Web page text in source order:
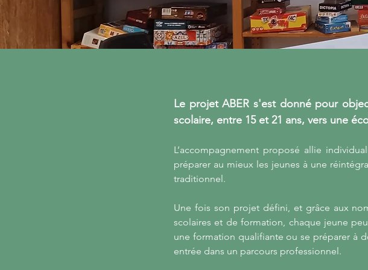
Le projet ABER s'est donné pour
scolaire, entre 15 et 21 ans, vers une
L’accompagnement proposé allie
préparer au mieux les jeunes à une
traditionnel.
Une fois son projet défini, et grâce aux
scolaires et de formation, chaque jeune
une formation qualifiante ou se préparer à
entrée dans un parcours professionnel.